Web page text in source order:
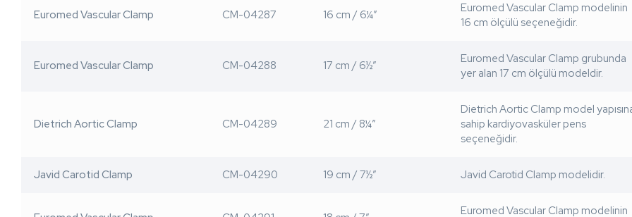
Euromed Vascular Clamp CM-04287 16 cm / 6¼”
Euromed Vascular Clamp modelinin
16 cm ölçülü seçeneğidir.
Euromed Vascular Clamp CM-04288 17 cm / 6½”
Euromed Vascular Clamp grubunda
yer alan 17 cm ölçülü modeldir.
Dietrich Aortic Clamp CM-04289 21 cm / 8¼”
Dietrich Aortic Clamp model
sahip kardiyovasküler pens
seçeneğidir.
Javid Carotid Clamp CM-04290 19 cm / 7½” Javid Carotid Clamp modelidir.
Euromed Vascular Clamp modelinin